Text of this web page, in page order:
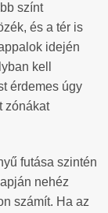
színt
és a tér is
idején
kell
érdemes úgy
zónákat
futása szintén
nehéz
számít. Ha az